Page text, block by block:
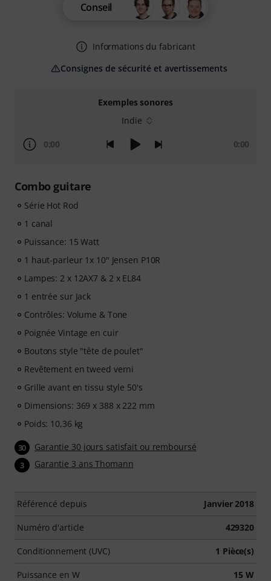
Exemples sonores
Indie
0:00 0:00
Combo guitare
Série Hot Rod
1 canal
Puissance: 15 Watt
1 haut-parleur 1x 10" Jensen P10R
Lampes: 2 x 12AX7 & 2 x EL84
1 entrée sur Jack
Contrôles: Volume & Tone
Poignée Vintage en cuir
Boutons style "tête de poulet"
Revêtement en tweed verni
Grille avant en tissu style 50's
Dimensions: 369 x 388 x 222 mm
Poids: 10,36 kg
30 Garantie 30 jours satisfait ou remboursé
3 Garantie 3 ans Thomann
Référencé depuis Janvier 2018
Numéro d'article 429320
Conditionnement (UVC) 1 Pièce(s)
Puissance en W 15 W
Conseil
Informations du fabricant
Consignes de sécurité et avertissements